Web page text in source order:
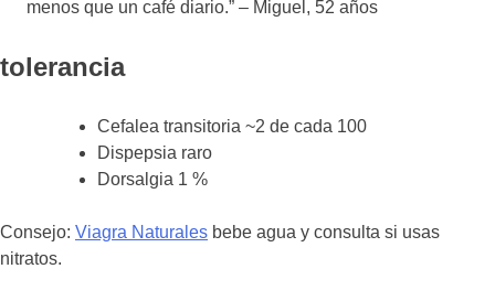
menos que un café diario.” – Miguel, 52 años
tolerancia
Cefalea transitoria ~2 de cada 100
Dispepsia raro
Dorsalgia 1 %
Consejo: Viagra Naturales bebe agua y consulta si usas
nitratos.